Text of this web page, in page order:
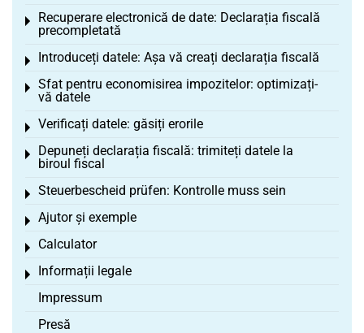
Recuperare electronică de date: Declarația fiscală
precompletată
Toggle menu
Introduceți datele: Așa vă creați declarația fiscală
Toggle menu
Sfat pentru economisirea impozitelor: optimizați-
vă datele
Toggle menu
Verificați datele: găsiți erorile
Toggle menu
Depuneți declarația fiscală: trimiteți datele la
biroul fiscal
Toggle menu
Steuerbescheid prüfen: Kontrolle muss sein
Toggle menu
Ajutor și exemple
Toggle menu
Calculator
Toggle menu
Informații legale
Toggle menu
Impressum
Presă